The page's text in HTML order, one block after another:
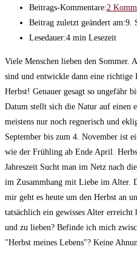
Beitrags-Kommentare:2
Beitrag zuletzt geändert am:9.
Lesedauer:4 min Lesezeit
Viele Menschen lieben den Sommer.
sind und entwickle dann eine richtige
Herbst! Genauer gesagt so ungefähr
Datum stellt sich die Natur auf einen
meistens nur noch regnerisch und
September bis zum 4. November ist
wie der Frühling ab Ende April.
Jahreszeit Sucht man im Netz nach
im Zusammhang mit Liebe im Alter.
mir geht es heute um den Herbst an
tatsächlich ein gewisses Alter erreicht
und zu lieben? Befinde ich mich
"Herbst meines Lebens"? Keine